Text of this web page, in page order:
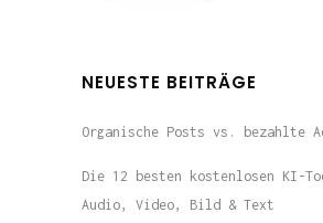
NEUESTE BEITRÄGE
Organische Posts vs. bezahlte
Die 12 besten kostenlosen KI-
Audio, Video, Bild & Text